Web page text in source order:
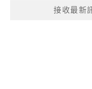
接收最新